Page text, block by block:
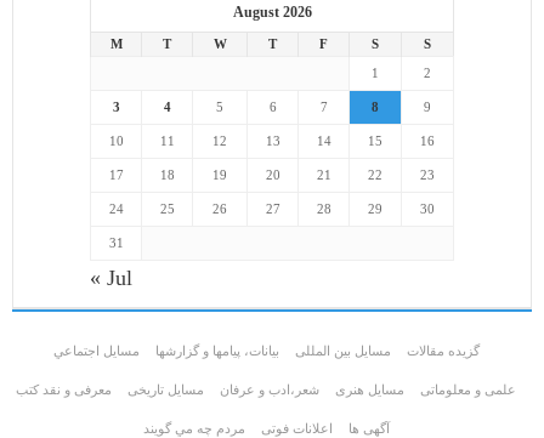
August 2026
M T W T F S
S
1
2
3 4 5 6 7 8 9
10 11 12 13 14 15 16
17 18 19 20 21 22 23
24 25 26 27 28 29 30
31
« Jul
گزیده مقالات مسایل بین المللی بیانات، پیامها و گزارشها مسايل اجتماعي
علمی و معلوماتی مسايل هنری شعر،ادب و عرفان مسایل تاریخی معرفی و نقد کتب
آگهی ها اعلانات فوتی مردم چه مي گويند